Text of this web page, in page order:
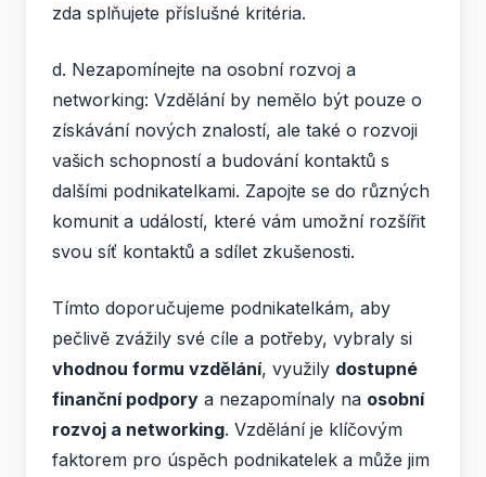
zda splňujete příslušné kritéria.
d. Nezapomínejte na osobní rozvoj a
networking: Vzdělání by nemělo být pouze o
získávání nových znalostí, ale také o rozvoji
vašich schopností a budování kontaktů s
dalšími podnikatelkami. Zapojte se do různých
komunit a událostí, které vám umožní rozšířit
svou síť kontaktů a sdílet zkušenosti.
Tímto doporučujeme podnikatelkám, aby
pečlivě zvážily své cíle a potřeby, vybraly si
vhodnou formu vzdělání, využily dostupné
finanční podpory a nezapomínaly na osobní
rozvoj a networking. Vzdělání je klíčovým
faktorem pro úspěch podnikatelek a může jim